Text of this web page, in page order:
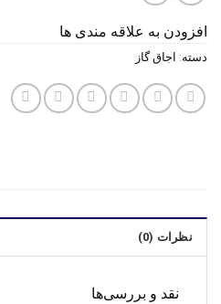
افزودن به علاقه مندی ها
دسته: اجاق گاز
نظرات (0)
نقد و بررسی‌ها